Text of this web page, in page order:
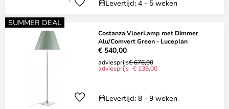
Levertijd: 4 - 5 weken
SUMMER DEAL
Costanza VloerLamp met Dimmer
Alu/Comvert Green - Luceplan
€ 540,00
adviesprijs€ 676,00
adviesprijs -€ 136,00
Levertijd: 8 - 9 weken